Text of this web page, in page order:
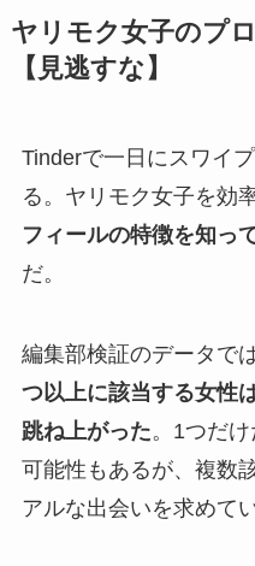
ヤリモク女子のプ
【見逃すな】
Tinderで一日にスワイ
る。ヤリモク女子を効
フィールの特徴を知っ
だ。
編集部検証のデータで
つ以上に該当する女性
跳ね上がった。1つだ
可能性もあるが、複数
アルな出会いを求めてい